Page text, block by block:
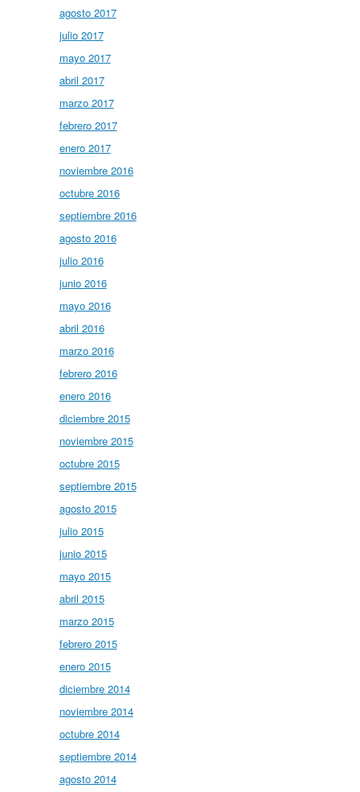
agosto 2017
julio 2017
mayo 2017
abril 2017
marzo 2017
febrero 2017
enero 2017
noviembre 2016
octubre 2016
septiembre 2016
agosto 2016
julio 2016
junio 2016
mayo 2016
abril 2016
marzo 2016
febrero 2016
enero 2016
diciembre 2015
noviembre 2015
octubre 2015
septiembre 2015
agosto 2015
julio 2015
junio 2015
mayo 2015
abril 2015
marzo 2015
febrero 2015
enero 2015
diciembre 2014
noviembre 2014
octubre 2014
septiembre 2014
agosto 2014